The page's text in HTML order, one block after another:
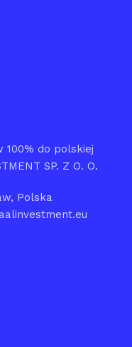
100% do polskiej
SP. Z O. O.
Polska